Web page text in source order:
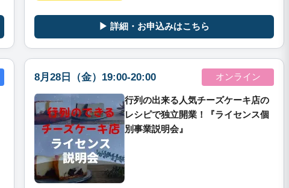
▶ 詳細・お申込みはこちら
8月28日（金）19:00-20:00 オンライン
行列の出来る人気チーズケーキ店の
レシピで独立開業！『ライセンス個
別事業説明会』